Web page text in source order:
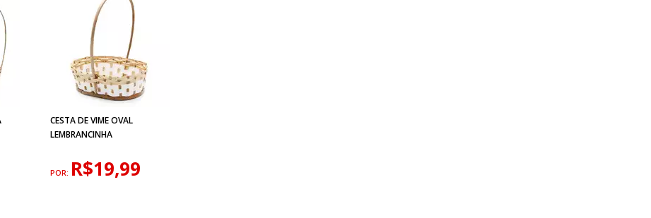
CESTA DE VIME OVAL
LEMBRANCINHA
POR: R$19,99